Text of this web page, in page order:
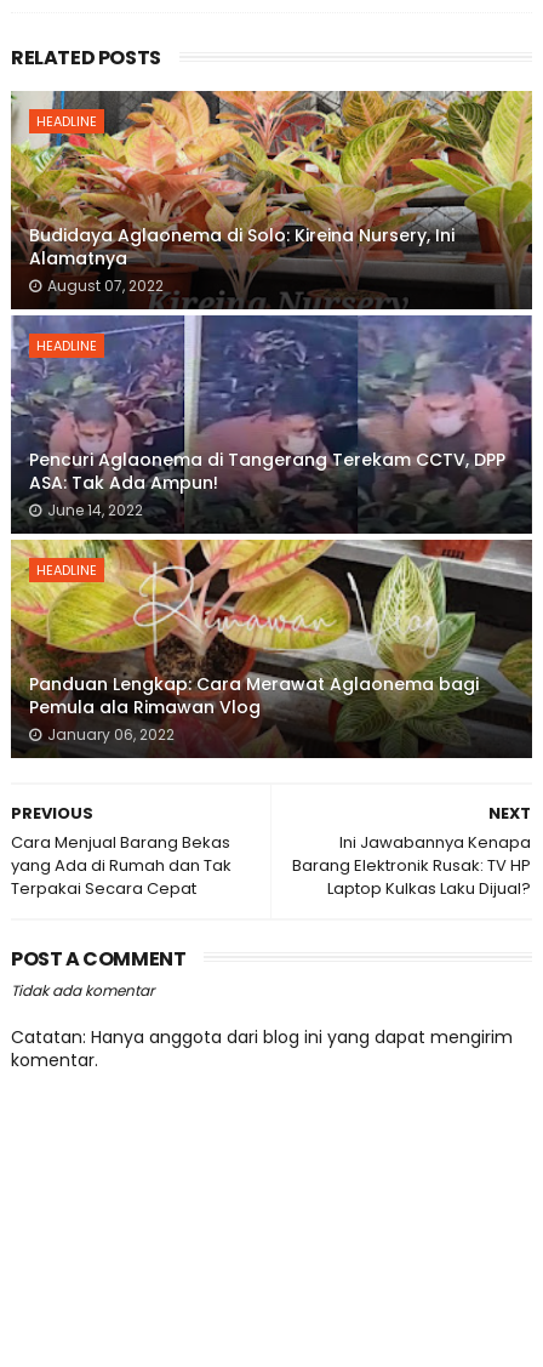
RELATED POSTS
HEADLINE
Budidaya Aglaonema di Solo: Kireina Nursery, Ini
Alamatnya
August 07, 2022
HEADLINE
Pencuri Aglaonema di Tangerang Terekam CCTV, DPP
ASA: Tak Ada Ampun!
June 14, 2022
HEADLINE
Panduan Lengkap: Cara Merawat Aglaonema bagi
Pemula ala Rimawan Vlog
January 06, 2022
NEXT
Ini Jawabannya Kenapa
Barang Elektronik Rusak: TV HP
Laptop Kulkas Laku Dijual?
PREVIOUS
Cara Menjual Barang Bekas
yang Ada di Rumah dan Tak
Terpakai Secara Cepat
POST A COMMENT
Tidak ada komentar
Catatan: Hanya anggota dari blog ini yang dapat mengirim
komentar.